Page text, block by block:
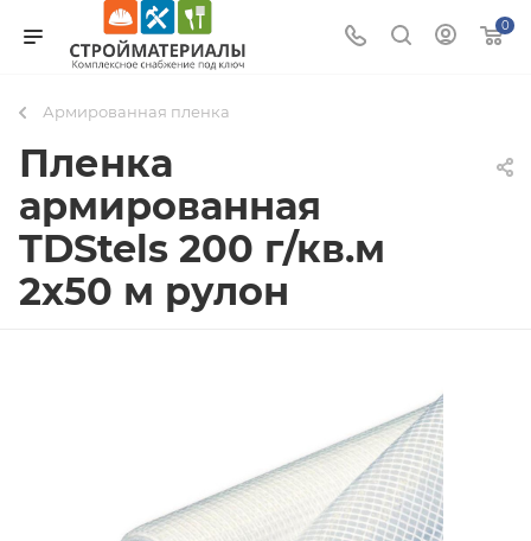
0
Армированная пленка
Пленка
армированная
TDStels 200 г/кв.м
2х50 м рулон